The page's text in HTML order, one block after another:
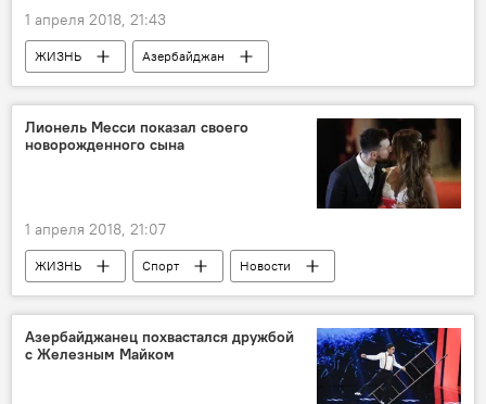
1 апреля 2018, 21:43
ЖИЗНЬ
Азербайджан
Происшествия
Новости
Шамахы
ДТП
Лионель Месси показал своего
новорожденного сына
1 апреля 2018, 21:07
ЖИЗНЬ Спорт
Новости
Новости мира
Лионель Месси
сын
Новорожденный
Азербайджанец похвастался дружбой
с Железным Майком